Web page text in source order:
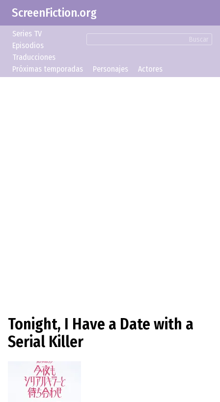
ScreenFiction.org
Buscar
Series TV
Episodios
Traducciones
Próximas temporadas
Personajes Actores
Tonight, I Have a Date with a
Serial Killer